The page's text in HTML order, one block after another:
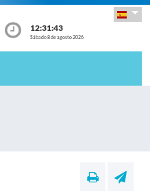
12:31:43
Sábado 8 de agosto 2026